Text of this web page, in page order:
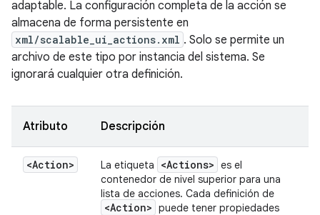
adaptable. La configuración completa de la acción se
almacena de forma persistente en
xml/scalable_ui_actions.xml . Solo se permite un
archivo de este tipo por instancia del sistema. Se
ignorará cualquier otra definición.
Atributo Descripción
<Action> La etiqueta <Actions> es el
contenedor de nivel superior para una
lista de acciones. Cada definición de
<Action> puede tener propiedades